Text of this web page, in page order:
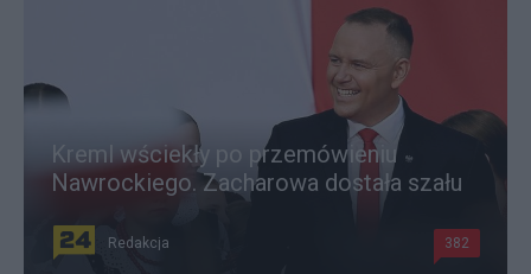
Kreml wściekły po przemówieniu
Nawrockiego. Zacharowa dostała szału
Redakcja 382